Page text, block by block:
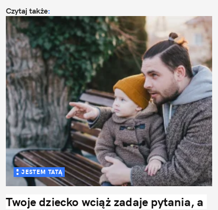
Czytaj także:
JESTEM TATĄ
Twoje dziecko wciąż zadaje pytania, a